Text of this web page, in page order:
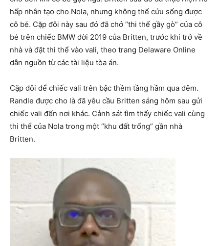
hấp nhân tạo cho Nola, nhưng không thể cứu sống được
cô bé. Cặp đôi này sau đó đã chở “thi thể gầy gò” của cô
bé trên chiếc BMW đời 2019 của Britten, trước khi trở về
nhà và đặt thi thể vào vali, theo trang Delaware Online
dẫn nguồn từ các tài liệu tòa án.
Cặp đôi để chiếc vali trên bậc thềm tầng hầm qua đêm.
Randle được cho là đã yêu cầu Britten sáng hôm sau gửi
chiếc vali đến nơi khác. Cảnh sát tìm thấy chiếc vali cùng
thi thể của Nola trong một “khu đất trống” gần nhà
Britten.